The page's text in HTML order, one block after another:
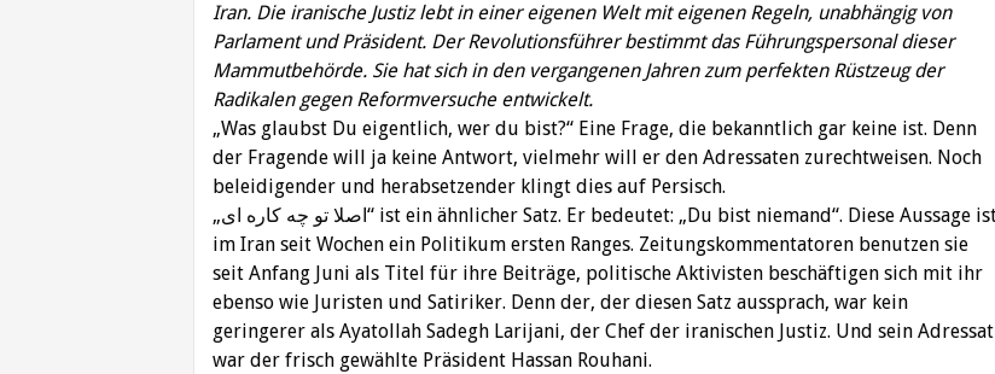
Iran. Die iranische Justiz lebt in einer eigenen Welt mit eigenen Regeln, unabhängig von
Parlament und Präsident. Der Revolutionsführer bestimmt das Führungspersonal dieser
Mammutbehörde. Sie hat sich in den vergangenen Jahren zum perfekten Rüstzeug der
Radikalen gegen Reformversuche entwickelt.
„Was glaubst Du eigentlich, wer du bist?“ Eine Frage, die bekanntlich gar keine ist. Denn
der Fragende will ja keine Antwort, vielmehr will er den Adressaten zurechtweisen. Noch
beleidigender und herabsetzender klingt dies auf Persisch.
„اصلا تو چه کاره ای“ ist ein ähnlicher Satz. Er bedeutet: „Du bist niemand“. Diese Aussage ist
im Iran seit Wochen ein Politikum ersten Ranges. Zeitungskommentatoren benutzen sie
seit Anfang Juni als Titel für ihre Beiträge, politische Aktivisten beschäftigen sich mit ihr
ebenso wie Juristen und Satiriker. Denn der, der diesen Satz aussprach, war kein
geringerer als Ayatollah Sadegh Larijani, der Chef der iranischen Justiz. Und sein Adressat
war der frisch gewählte Präsident Hassan Rouhani.